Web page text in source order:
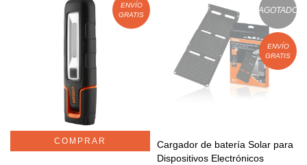
ENVÍO
GRATIS
AGOTADO
ENVÍO
GRATIS
Cargador de batería Solar para
Dispositivos Electrónicos